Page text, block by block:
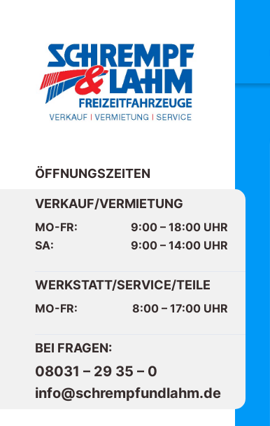
ÖFFNUNGSZEITEN
VERKAUF/VERMIETUNG
MO-FR: 9:00 – 18:00 UHR
SA:
9:00 – 14:00 UHR
WERKSTATT/SERVICE/TEILE
MO-FR: 8:00 – 17:00 UHR
BEI FRAGEN:
08031 – 29 35 – 0
info@schrempfundlahm.de